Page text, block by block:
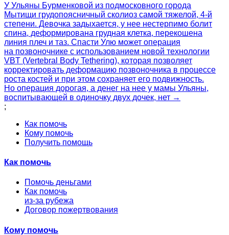
У Ульяны Бурменковой из подмосковного города
Мытищи грудопоясничный сколиоз самой тяжелой, 4-й
степени. Девочка задыхается, у нее нестерпимо болит
спина, деформирована грудная клетка, перекошена
линия плеч и таз. Спасти Улю может операция
на позвоночнике с использованием новой технологии
VBT (Vertebral Body Tethering), которая позволяет
корректировать деформацию позвоночника в процессе
роста костей и при этом сохраняет его подвижность.
Но операция дорогая, а денег на нее у мамы Ульяны,
воспитывающей в одиночку двух дочек, нет →
;
Как помочь
Кому помочь
Получить помощь
Как помочь
Помочь деньгами
Как помочь
из-за рубежа
Договор пожертвования
Кому помочь